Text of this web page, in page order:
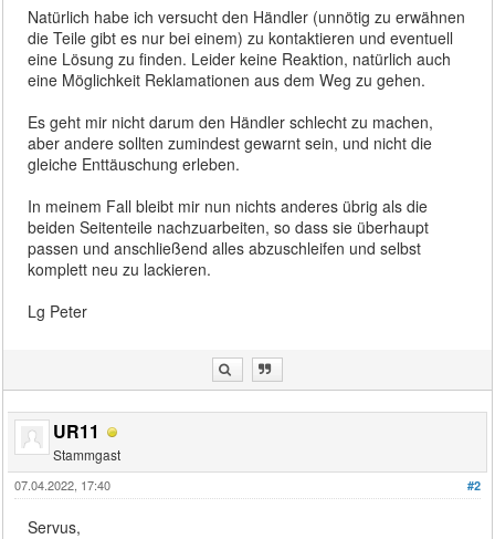
Natürlich habe ich versucht den Händler (unnötig zu erwähnen
die Teile gibt es nur bei einem) zu kontaktieren und eventuell
eine Lösung zu finden. Leider keine Reaktion, natürlich auch
eine Möglichkeit Reklamationen aus dem Weg zu gehen.
Es geht mir nicht darum den Händler schlecht zu machen,
aber andere sollten zumindest gewarnt sein, und nicht die
gleiche Enttäuschung erleben.
In meinem Fall bleibt mir nun nichts anderes übrig als die
beiden Seitenteile nachzuarbeiten, so dass sie überhaupt
passen und anschließend alles abzuschleifen und selbst
komplett neu zu lackieren.
Lg Peter
UR11
Stammgast
#2
07.04.2022, 17:40
Servus,